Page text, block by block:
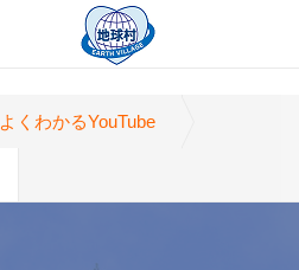
よくわかるYouTube